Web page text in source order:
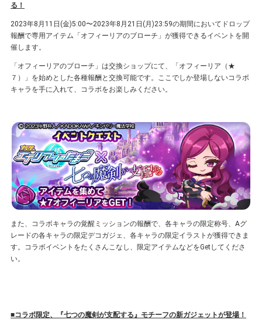
る！
2023年8⽉11⽇(金)5:00〜2023年8⽉21⽇(月)23:59の期間においてドロップ
報酬で専用アイテム「オフィーリアのブローチ」が獲得できるイベントを開
催します。
「オフィーリアのブローチ」は交換ショップにて、「オフィーリア（★
７）」を始めとした各種報酬と交換可能です。ここでしか登場しないコラボ
キャラを手に入れて、コラボをお楽しみください。
また、コラボキャラの覚醒ミッションの報酬で、各キャラの限定称号、Aグ
レードの各キャラの限定デコガジェ、各キャラの限定イラストが獲得できま
す。コラボイベントをたくさんこなし、限定アイテムなどをGetしてくださ
い。
■コラボ限定、『七つの魔剣が支配する』モチーフの新ガジェットが登場！